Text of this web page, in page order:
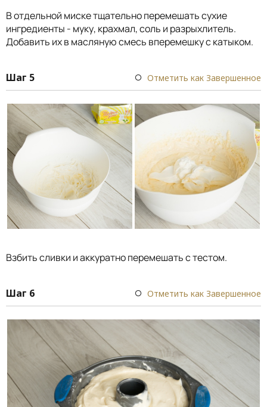
В отдельной миске тщательно перемешать сухие
ингредиенты - муку, крахмал, соль и разрыхлитель.
Добавить их в масляную смесь вперемешку с катыком.
Шаг 5 Отметить как Завершенное
Взбить сливки и аккуратно перемешать с тестом.
Шаг 6 Отметить как Завершенное